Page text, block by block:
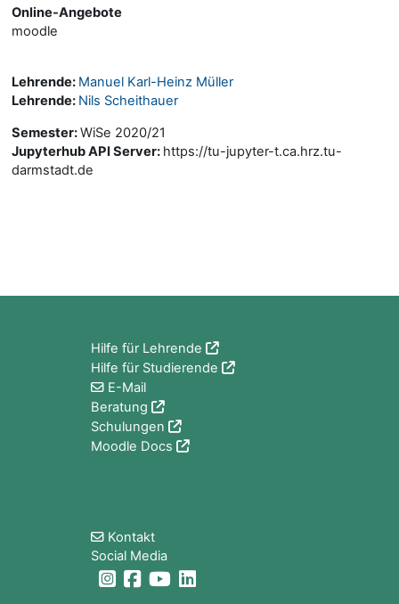
Online-Angebote
moodle
Lehrende: Manuel Karl-Heinz Müller
Lehrende: Nils Scheithauer
Semester:WiSe 2020/21
Jupyterhub API Server: https://tu-jupyter-t.ca.hrz.tu-
darmstadt.de
Hilfe für Lehrende
Hilfe für Studierende
E-Mail
Beratung
Schulungen
Moodle Docs
Kontakt
Social Media